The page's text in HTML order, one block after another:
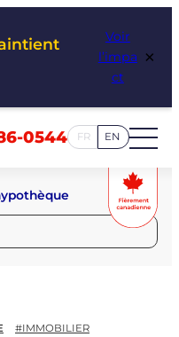
Voir
l’impa
ct
×
0544 FR EN
#IMMOBILIER